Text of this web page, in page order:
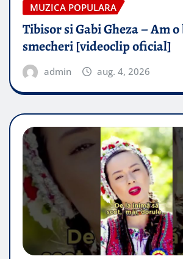
MUZICA POPULARA
Tibisor si Gabi Gheza – Am
smecheri [videoclip oficial]
admin aug. 4, 2026